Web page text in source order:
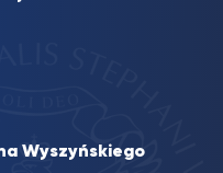
Wyszyńskiego